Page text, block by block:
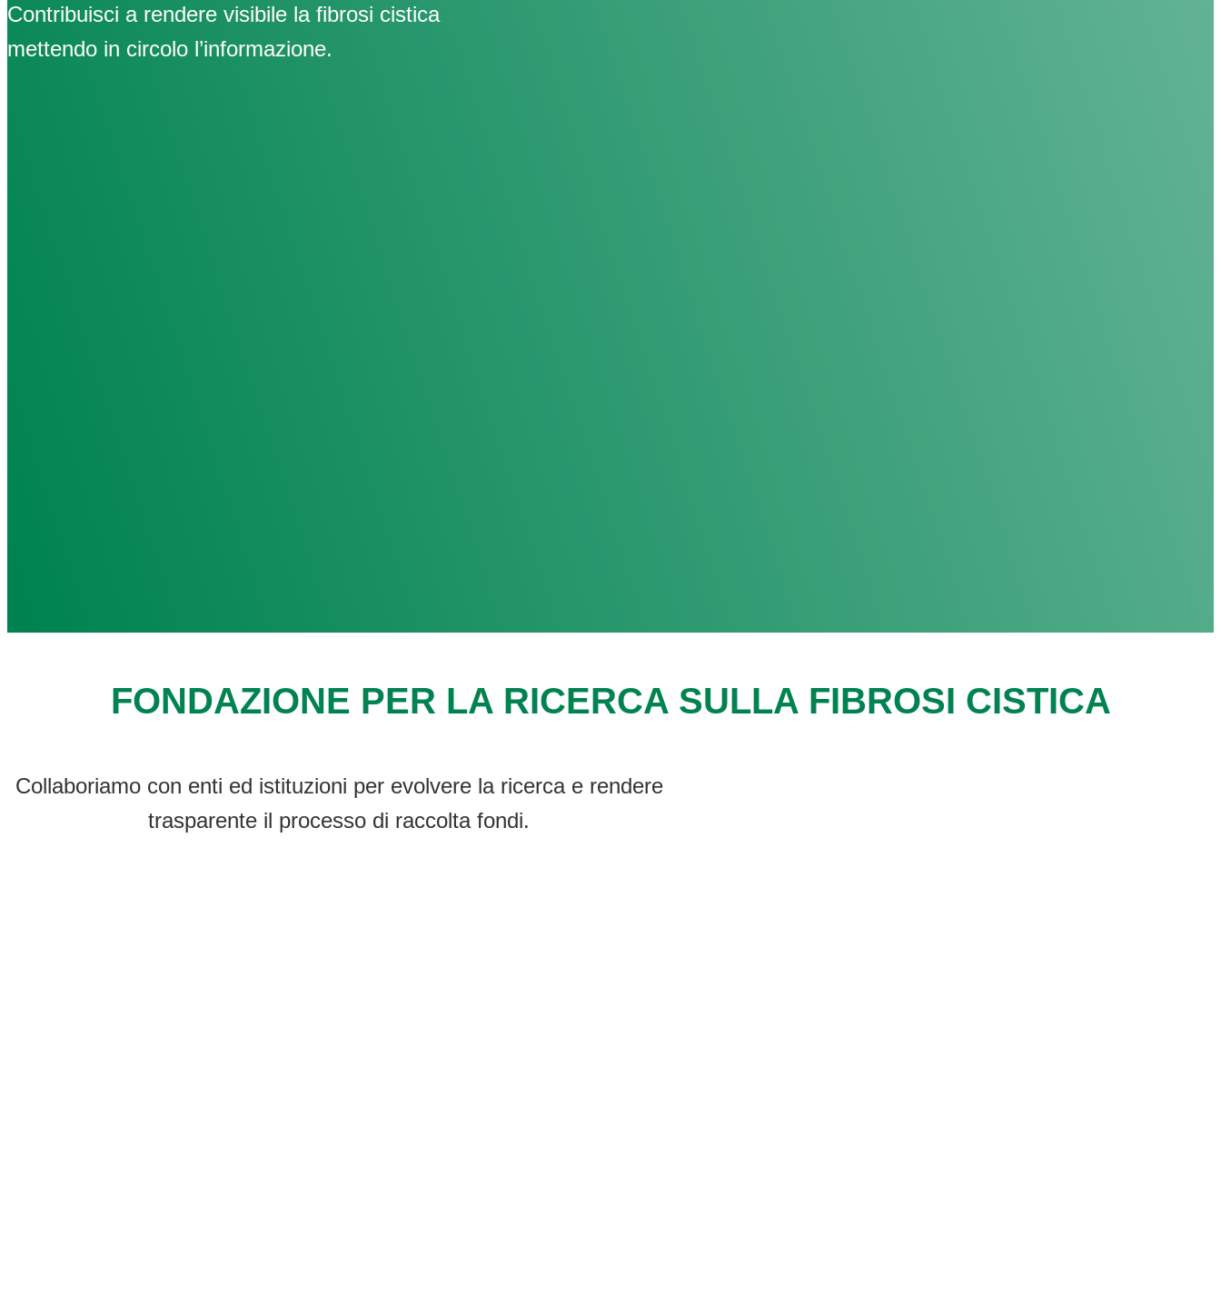
Contribuisci a rendere visibile la fibrosi cistica
mettendo in circolo l’informazione.
FONDAZIONE PER LA RICERCA SULLA FIBROSI CISTICA
Collaboriamo con enti ed istituzioni per evolvere la ricerca e rendere
trasparente il processo di raccolta fondi.